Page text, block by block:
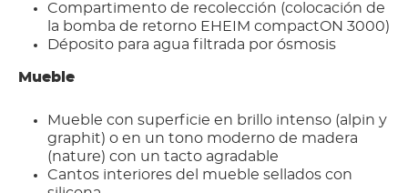
Compartimento de recolección (colocación de
la bomba de retorno EHEIM compactON 3000)
Déposito para agua filtrada por ósmosis
Mueble
Mueble con superficie en brillo intenso (alpin y
graphit) o en un tono moderno de madera
(nature) con un tacto agradable
Cantos interiores del mueble sellados con